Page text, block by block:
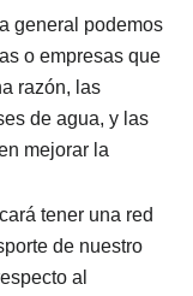
general podemos
o empresas que
razón, las
de agua, y las
mejorar la
tener una red
de nuestro
al